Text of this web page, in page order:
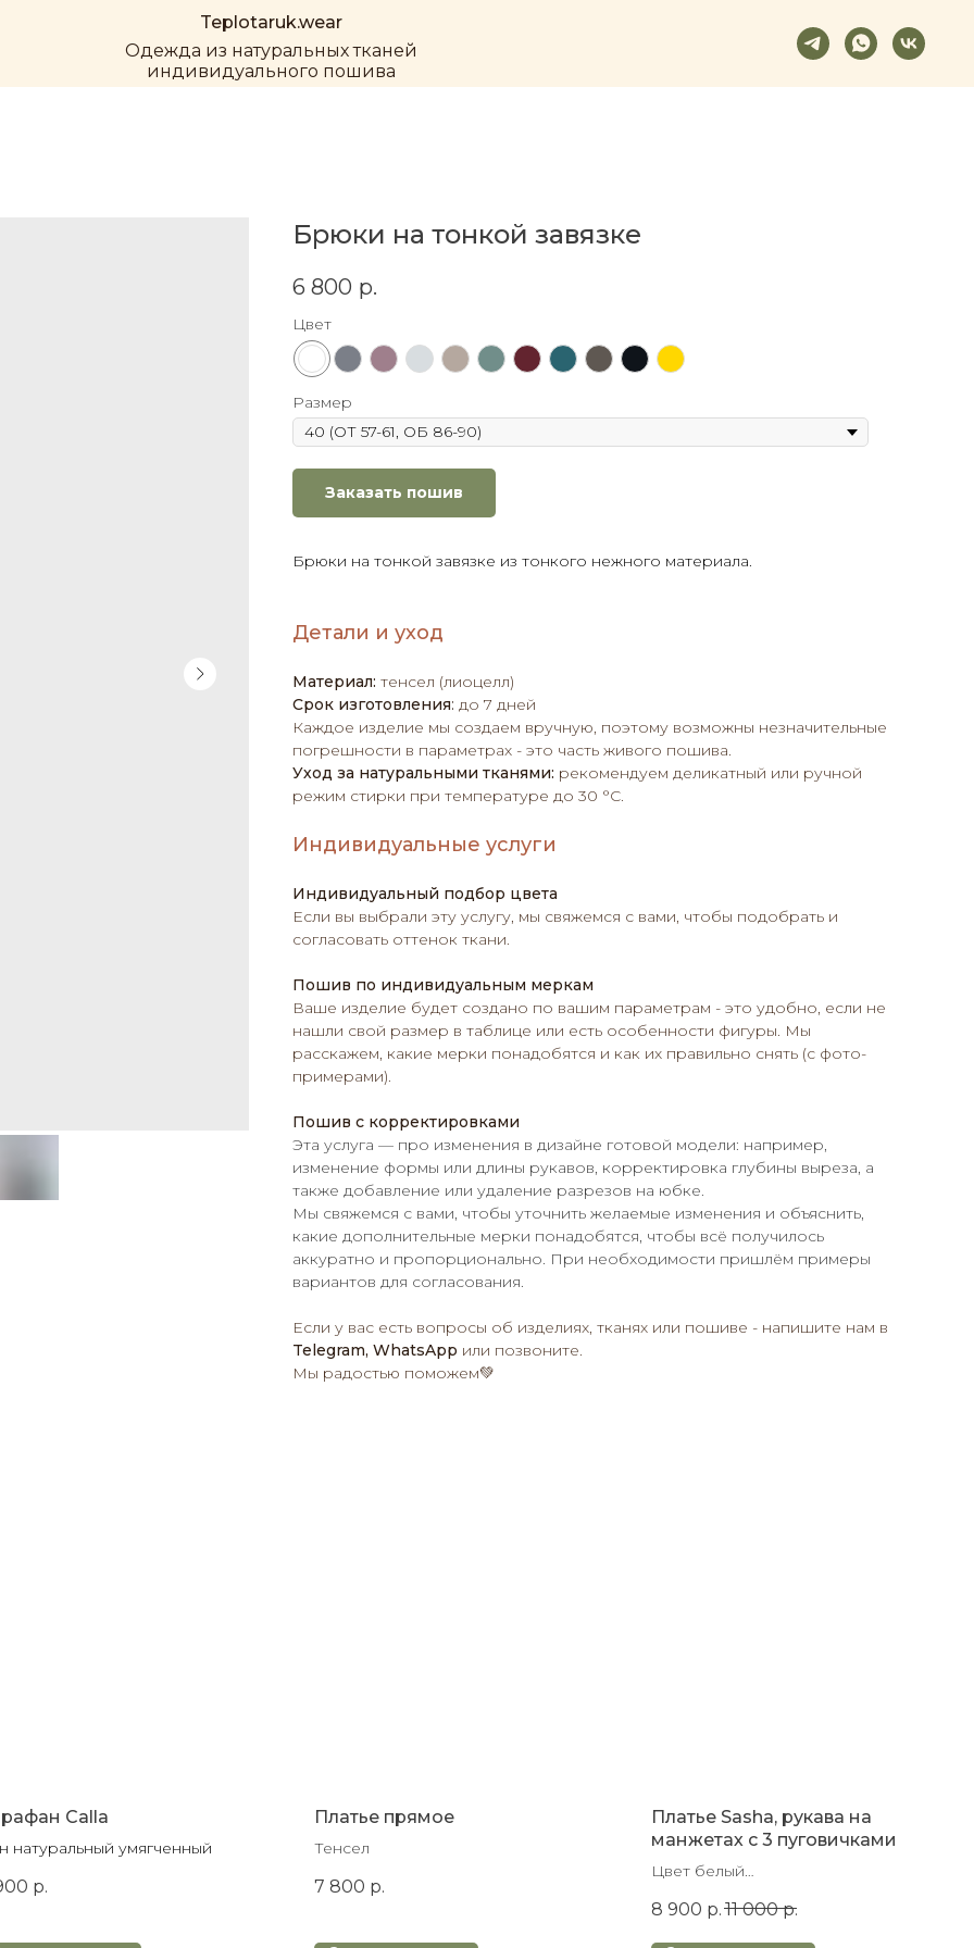
Teplotaruk.wear
Одежда из натуральных тканей
индивидуального пошива
Брюки на тонкой завязке
6 800 р.
Цвет
Размер
Заказать пошив
Брюки на тонкой завязке из тонкого нежного материала.
Детали и уход
Материал: тенсел (лиоцелл)
Срок изготовления: до 7 дней
Каждое изделие мы создаем вручную, поэтому возможны незначительные
погрешности в параметрах - это часть живого пошива.
Уход за натуральными тканями: рекомендуем деликатный или ручной
режим стирки при температуре до 30 °C.
Индивидуальные услуги
Индивидуальный подбор цвета
Если вы выбрали эту услугу, мы свяжемся с вами, чтобы подобрать и
согласовать оттенок ткани.
Пошив по индивидуальным меркам
Ваше изделие будет создано по вашим параметрам - это удобно, если не
нашли свой размер в таблице или есть особенности фигуры. Мы
расскажем, какие мерки понадобятся и как их правильно снять (с фото-
примерами).
Пошив с корректировками
Эта услуга — про изменения в дизайне готовой модели: например,
изменение формы или длины рукавов, корректировка глубины выреза, а
также добавление или удаление разрезов на юбке.
Мы свяжемся с вами, чтобы уточнить желаемые изменения и объяснить,
какие дополнительные мерки понадобятся, чтобы всё получилось
аккуратно и пропорционально. При необходимости пришлём примеры
вариантов для согласования.
Если у вас есть вопросы об изделиях, тканях или пошиве - напишите нам в
Telegram, WhatsApp или позвоните.
Мы радостью поможем💚
Calla
натуральный умягченный
р.
Платье прямое
Тенсел
7 800 р.
Платье Sasha, рукава на
манжетах с 3 пуговичками
Цвет белый
Лён 100% натуральный
8 900 р. 11 000 р.